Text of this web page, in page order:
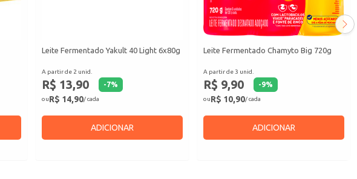
Leite Fermentado Yakult 40 Light 6x80g
A partir de 2 unid.
R$ 13,90 -7%
ouR$ 14,90/ cada
ADICIONAR
Leite Fermentado Chamyto Big 720g
A partir de 3 unid.
R$ 9,90 -9%
ouR$ 10,90/ cada
ADICIONAR